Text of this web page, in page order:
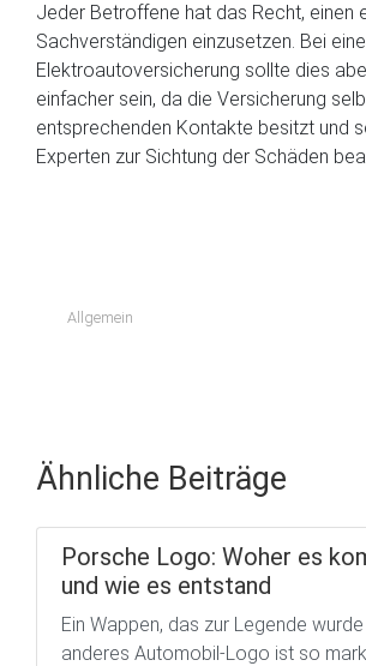
Jeder Betroffene hat das Recht, einen
Sachverständigen einzusetzen. Bei
Elektroautoversicherung sollte dies
einfacher sein, da die Versicherung
entsprechenden Kontakte besitzt und
Experten zur Sichtung der Schäden
Allgemein
Ähnliche Beiträge
Porsche Logo: Woher es
und wie es entstand
Ein Wappen, das zur Legende
anderes Automobil-Logo ist so